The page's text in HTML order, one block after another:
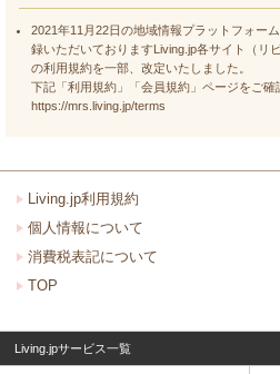
2021年11月22日の地域情報プラットフォー
録いただいておりますLiving.jp各サイト（リ
の利用規約を一部、改定いたしました。
下記「利用規約」「会員規約」ページをご確
https://mrs.living.jp/terms
Living.jp利用規約
個人情報について
消費税表記について
TOP
Living.jpサービス一覧